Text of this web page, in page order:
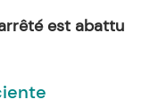
est abattu